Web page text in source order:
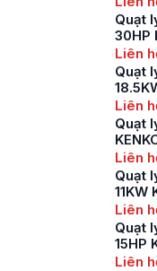
Quạt
30HP
Liên
Quạt
Liên
Quạt
Liên
Quạt
11KW
Liên
Quạt
15HP
Liên